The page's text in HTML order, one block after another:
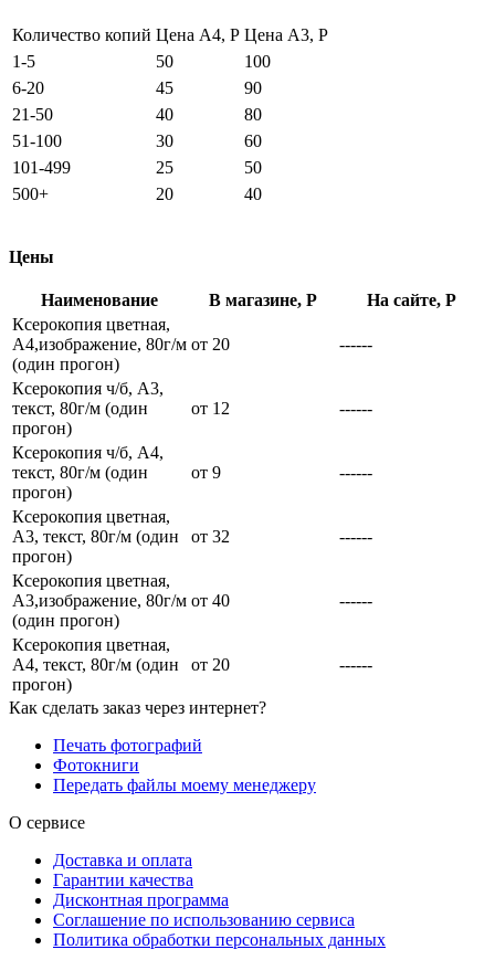
Количество копий Цена А4, Р Цена А3, Р
1-5
50
100
6-20
45
90
21-50
40
80
51-100
30
60
101-499
25
50
500+
20 40
Цены
Наименование В магазине, Р
На сайте, Р
Ксерокопия цветная,
А4,изображение, 80г/м
(один прогон)
от 20 ------
Ксерокопия ч/б, А3,
текст, 80г/м (один
прогон)
от 12 ------
Ксерокопия ч/б, А4,
текст, 80г/м (один
прогон)
от 9 ------
Ксерокопия цветная,
А3, текст, 80г/м (один
прогон)
от 32 ------
Ксерокопия цветная,
А3,изображение, 80г/м
(один прогон)
от 40 ------
Ксерокопия цветная,
А4, текст, 80г/м (один
прогон)
от 20 ------
Как сделать заказ через интернет?
Печать фотографий
Фотокниги
Передать файлы моему менеджеру
О сервисе
Доставка и оплата
Гарантии качества
Дисконтная программа
Соглашение по использованию сервиса
Политика обработки персональных данных